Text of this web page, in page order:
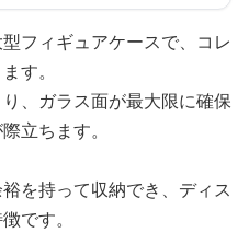
フィギュアケースで、コレ
す。
、ガラス面が最大限に確保
立ちます。
を持って収納でき、ディス
です。